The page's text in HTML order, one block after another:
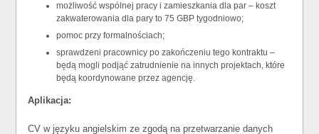
możliwość wspólnej pracy i zamieszkania dla par – koszt
zakwaterowania dla pary to 75 GBP tygodniowo;
pomoc przy formalnościach;
sprawdzeni pracownicy po zakończeniu tego kontraktu –
będą mogli podjąć zatrudnienie na innych projektach, które
będą koordynowane przez agencję.
Aplikacja:
CV w języku angielskim ze zgodą na przetwarzanie danych